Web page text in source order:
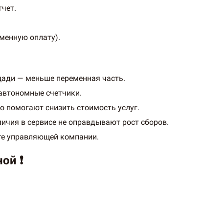
оплату).
— меньше переменная часть.
счетчики.
снизить стоимость услуг.
в сервисе не оправдывают рост сборов.
управляющей компании.
❗